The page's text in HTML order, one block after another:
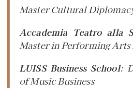
Master Cultural
Accademia Teatro alla
Master in Performing Arts
LUISS Business School:
of Music Business